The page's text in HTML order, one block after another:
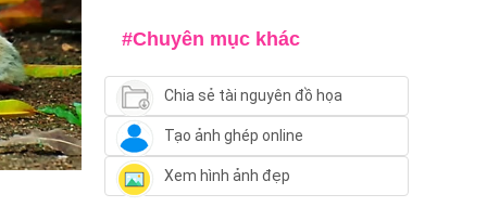
#Chuyên mục khác
Chia sẻ tài nguyên đồ họa
Tạo ảnh ghép online
Xem hình ảnh đẹp